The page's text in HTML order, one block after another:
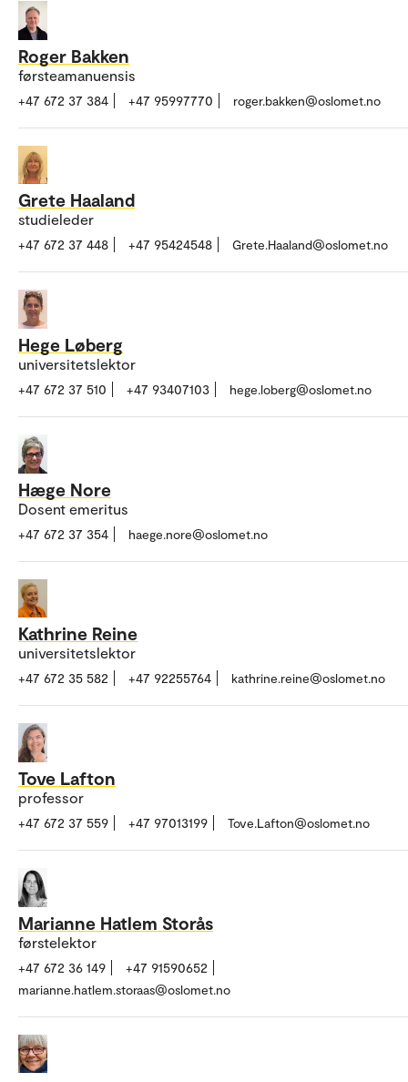
Roger Bakken
førsteamanuensis
+47 672 37 384 +47 95997770 roger.bakken@oslomet.no
Grete Haaland
studieleder
+47 672 37 448 +47 95424548 Grete.Haaland@oslomet.no
Hege Løberg
universitetslektor
+47 672 37 510 +47 93407103 hege.loberg@oslomet.no
Hæge Nore
Dosent emeritus
+47 672 37 354 haege.nore@oslomet.no
Kathrine Reine
universitetslektor
+47 672 35 582 +47 92255764 kathrine.reine@oslomet.no
Tove Lafton
professor
+47 672 37 559 +47 97013199 Tove.Lafton@oslomet.no
Marianne Hatlem Storås
førstelektor
+47 672 36 149
+47 91590652
marianne.hatlem.storaas@oslomet.no